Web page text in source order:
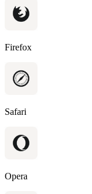
Firefox
Safari
Opera